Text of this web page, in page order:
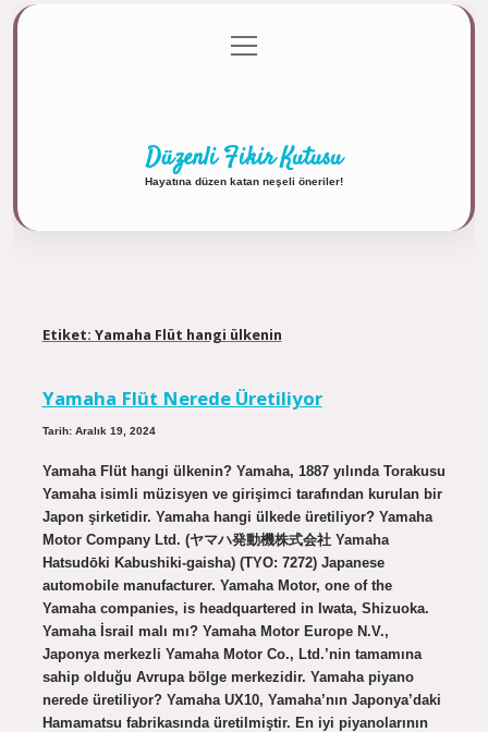
Gizlilik Politikası
menüyü
aç
Düzenli Fikir Kutusu
Hayatına düzen katan neşeli öneriler!
Etiket: Yamaha Flüt hangi ülkenin
Yamaha Flüt Nerede Üretiliyor
Tarih: Aralık 19, 2024
Yamaha Flüt hangi ülkenin? Yamaha, 1887 yılında Torakusu
Yamaha isimli müzisyen ve girişimci tarafından kurulan bir
Japon şirketidir. Yamaha hangi ülkede üretiliyor? Yamaha
Motor Company Ltd. (ヤマハ発動機株式会社 Yamaha
Hatsudōki Kabushiki-gaisha) (TYO: 7272) Japanese
automobile manufacturer. Yamaha Motor, one of the
Yamaha companies, is headquartered in Iwata, Shizuoka.
Yamaha İsrail malı mı? Yamaha Motor Europe N.V.,
Japonya merkezli Yamaha Motor Co., Ltd.’nin tamamına
sahip olduğu Avrupa bölge merkezidir. Yamaha piyano
nerede üretiliyor? Yamaha UX10, Yamaha’nın Japonya’daki
Hamamatsu fabrikasında üretilmiştir. En iyi piyanolarının